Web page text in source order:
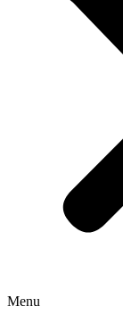
Menu